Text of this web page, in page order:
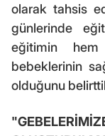
olarak tahsis
günlerinde
eğitimin
bebeklerinin
olduğunu